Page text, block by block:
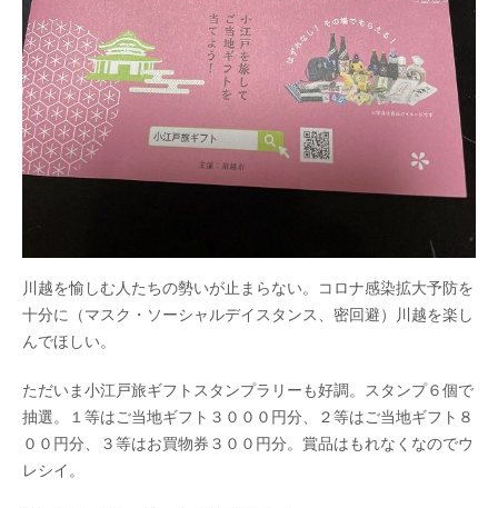
川越を愉しむ人たちの勢いが止まらない。コロナ感染拡大予防を
十分に（マスク・ソーシャルデイスタンス、密回避）川越を楽し
んでほしい。
ただいま小江戸旅ギフトスタンプラリーも好調。スタンプ６個で
抽選。１等はご当地ギフト３０００円分、２等はご当地ギフト８
００円分、３等はお買物券３００円分。賞品はもれなくなのでウ
レシイ。